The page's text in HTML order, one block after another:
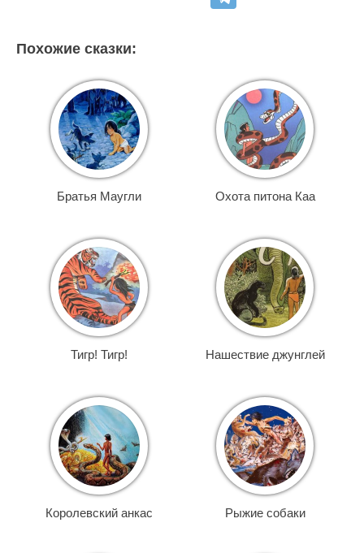
Похожие сказки:
Братья Маугли Охота питона Каа
Тигр! Тигр! Нашествие джунглей
Королевский анкас Рыжие собаки